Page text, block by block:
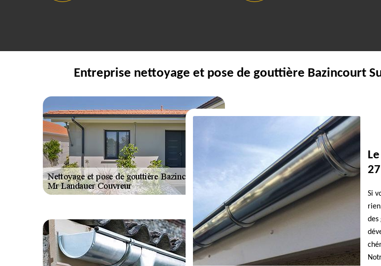
Entreprise nettoyage et pose de gouttière Bazincourt
Si
des